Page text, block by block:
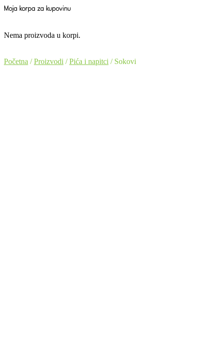
Moja korpa za kupovinu
Nema proizvoda u korpi.
Početna /Proizvodi /Pića i napitci / Sokovi